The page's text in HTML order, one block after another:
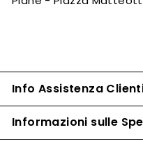
Info Assistenza
Informazioni sulle